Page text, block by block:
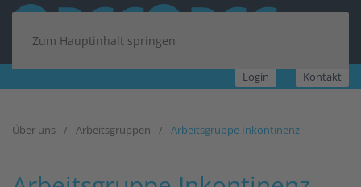
Zum Hauptinhalt springen
Login Kontakt
Über uns Arbeitsgruppen Arbeitsgruppe Inkontinenz